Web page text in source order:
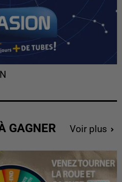
GAGNER Voir plus